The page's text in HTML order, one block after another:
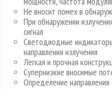
Не вносит помех в
При обнаружении
сигнал
Светодиодные
направления излучения
Легкая и прочная
Супернизкие вносимые
Определение направления